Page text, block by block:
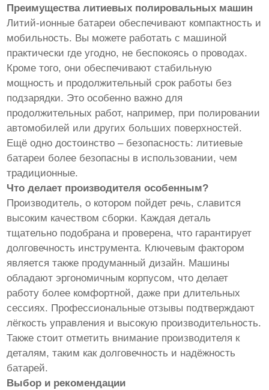
Преимущества литиевых полировальных машин
Литий-ионные батареи обеспечивают компактность и
мобильность. Вы можете работать с машиной
практически где угодно, не беспокоясь о проводах.
Кроме того, они обеспечивают стабильную
мощность и продолжительный срок работы без
подзарядки. Это особенно важно для
продолжительных работ, например, при полировании
автомобилей или других больших поверхностей.
Ещё одно достоинство – безопасность: литиевые
батареи более безопасны в использовании, чем
традиционные.
Что делает производителя особенным?
Производитель, о котором пойдет речь, славится
высоким качеством сборки. Каждая деталь
тщательно подобрана и проверена, что гарантирует
долговечность инструмента. Ключевым фактором
является также продуманный дизайн. Машины
обладают эргономичным корпусом, что делает
работу более комфортной, даже при длительных
сессиях. Профессиональные отзывы подтверждают
лёгкость управления и высокую производительность.
Также стоит отметить внимание производителя к
деталям, таким как долговечность и надёжность
батарей.
Выбор и рекомендации